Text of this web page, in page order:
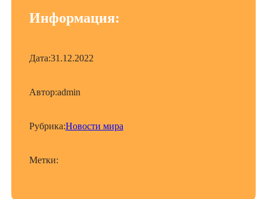
Информация:
Дата:31.12.2022
Автор:admin
Рубрика:Новости мира
Метки: